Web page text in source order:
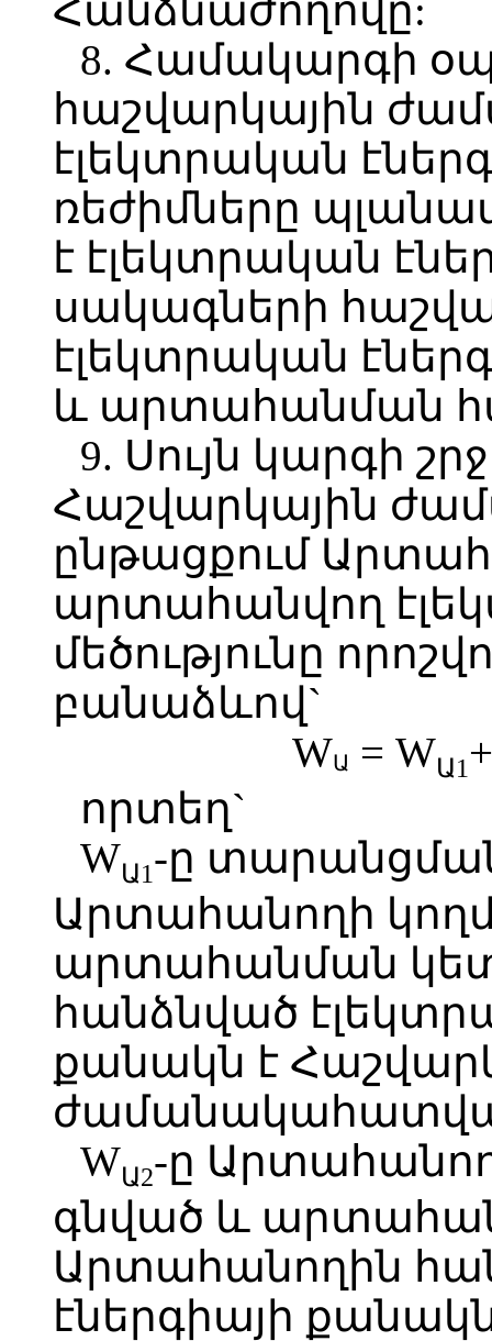
Հանձնաժողովը:
8. Համակարգի
հաշվարկային
էլեկտրական
ռեժիմները
է էլեկտրական
սակագների
էլեկտրական
և արտահանման
9. Սույն կարգի
Հաշվարկային
ընթացքում
արտահանվող
մեծությունը
բանաձևով`
WԱ = WԱ1
որտեղ`
WԱ1-ը
Արտահանողի
արտահանման
հանձնված
քանակն է
WԱ2-ը
գնված և
Արտահանողին
էներգիայի